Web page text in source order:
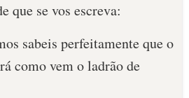
que se vos escreva:
sabeis perfeitamente que o
como vem o ladrão de